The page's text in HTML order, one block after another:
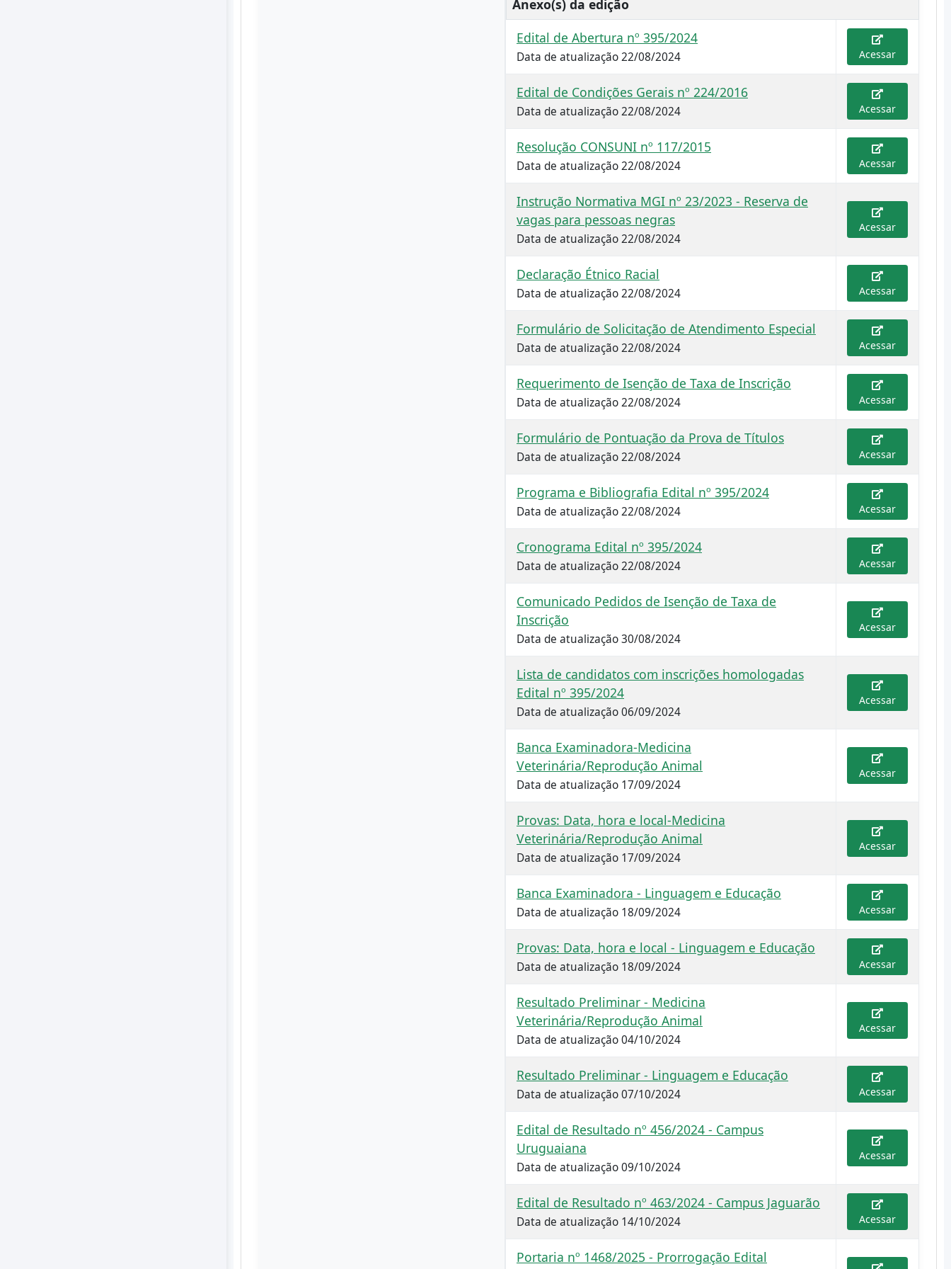
Anexo(s) da edição
Edital de Abertura nº 395/2024
Data de atualização 22/08/2024 Acessar
Edital de Condições Gerais nº 224/2016
Data de atualização 22/08/2024 Acessar
Resolução CONSUNI nº 117/2015
Data de atualização 22/08/2024 Acessar
Instrução Normativa MGI nº 23/2023 - Reserva de
vagas para pessoas negras
Data de atualização 22/08/2024
Acessar
Declaração Étnico Racial
Data de atualização 22/08/2024 Acessar
Formulário de Solicitação de Atendimento Especial
Data de atualização 22/08/2024 Acessar
Requerimento de Isenção de Taxa de Inscrição
Data de atualização 22/08/2024 Acessar
Formulário de Pontuação da Prova de Títulos
Data de atualização 22/08/2024 Acessar
Programa e Bibliografia Edital nº 395/2024
Data de atualização 22/08/2024 Acessar
Cronograma Edital nº 395/2024
Data de atualização 22/08/2024 Acessar
Comunicado Pedidos de Isenção de Taxa de
Inscrição
Data de atualização 30/08/2024
Acessar
Lista de candidatos com inscrições homologadas
Edital nº 395/2024
Data de atualização 06/09/2024
Acessar
Banca Examinadora-Medicina
Veterinária/Reprodução Animal
Data de atualização 17/09/2024
Acessar
Provas: Data, hora e local-Medicina
Veterinária/Reprodução Animal
Data de atualização 17/09/2024
Acessar
Banca Examinadora - Linguagem e Educação
Data de atualização 18/09/2024 Acessar
Provas: Data, hora e local - Linguagem e Educação
Data de atualização 18/09/2024 Acessar
Resultado Preliminar - Medicina
Veterinária/Reprodução Animal
Data de atualização 04/10/2024
Acessar
Resultado Preliminar - Linguagem e Educação
Data de atualização 07/10/2024 Acessar
Edital de Resultado nº 456/2024 - Campus
Uruguaiana
Data de atualização 09/10/2024
Acessar
Edital de Resultado nº 463/2024 - Campus Jaguarão
Data de atualização 14/10/2024 Acessar
Portaria nº 1468/2025 - Prorrogação Edital